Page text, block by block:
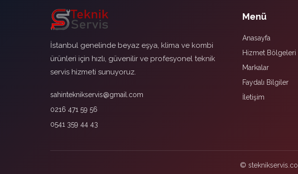
İstanbul genelinde beyaz eşya, klima ve kombi
ürünleri için hızlı, güvenilir ve profesyonel teknik
servis hizmeti sunuyoruz.
sahinteknikservis@gmail.com
0216 471 59 56
0541 359 44 43
Menü
Anasayfa
Hizmet Bölgeleri
Markalar
Faydalı Bilgiler
İletişim
©